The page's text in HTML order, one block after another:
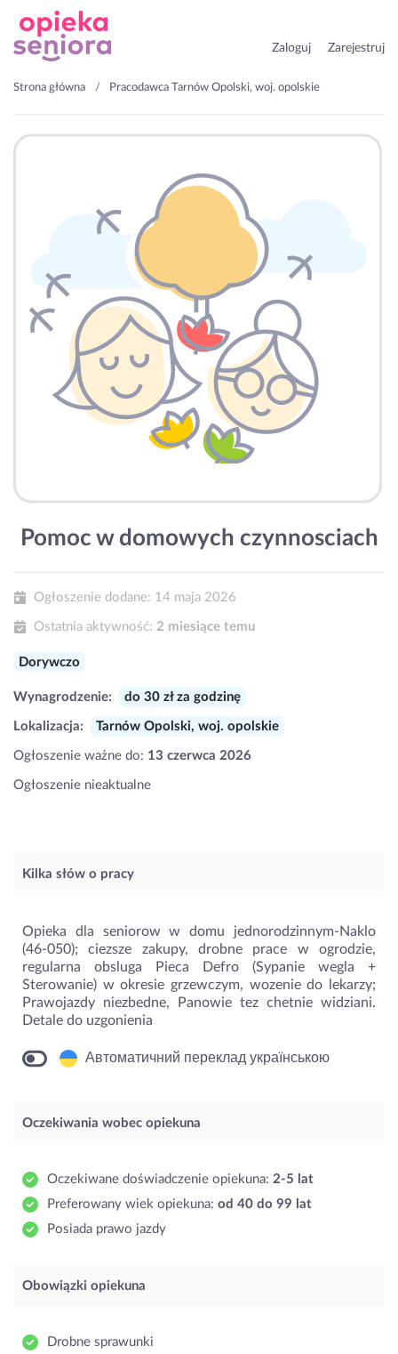
Zaloguj Zarejestruj
Strona główna Pracodawca Tarnów Opolski, woj. opolskie
Pomoc w domowych czynnosciach
Ogłoszenie dodane: 14 maja 2026
Ostatnia aktywność: 2 miesiące temu
Dorywczo
Wynagrodzenie: do 30 zł za godzinę
Lokalizacja: Tarnów Opolski, woj. opolskie
Ogłoszenie ważne do: 13 czerwca 2026
Ogłoszenie nieaktualne
Kilka słów o pracy
Opieka dla seniorow w domu jednorodzinnym-Naklo
(46-050); ciezsze zakupy, drobne prace w ogrodzie,
regularna obsluga Pieca Defro (Sypanie wegla +
Sterowanie) w okresie grzewczym, wozenie do lekarzy;
Prawojazdy niezbedne, Panowie tez chetnie widziani.
Detale do uzgonienia
Автоматичний переклад українською
Oczekiwania wobec opiekuna
Oczekiwane doświadczenie opiekuna: 2-5 lat
Preferowany wiek opiekuna: od 40 do 99 lat
Posiada prawo jazdy
Obowiązki opiekuna
Drobne sprawunki